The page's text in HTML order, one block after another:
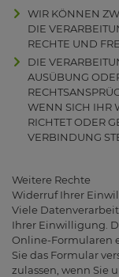
WIR KÖNNEN
DIE
RECHTE UND
DIE
AUSÜBUNG
WENN SICH IHR
RICHTET ODER
VERBINDUNG
Weitere Rechte
Widerruf Ihrer
Viele
Ihrer Einwilligung.
Online-Formularen
Sie das Formular
zulassen, wenn Sie